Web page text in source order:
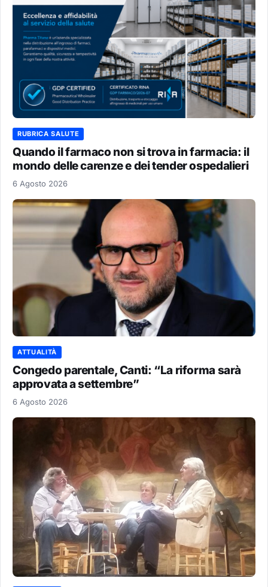
RUBRICA SALUTE
Quando il farmaco non si trova in farmacia: il
mondo delle carenze e dei tender ospedalieri
6 Agosto 2026
ATTUALITÀ
Congedo parentale, Canti: “La riforma sarà
approvata a settembre”
6 Agosto 2026